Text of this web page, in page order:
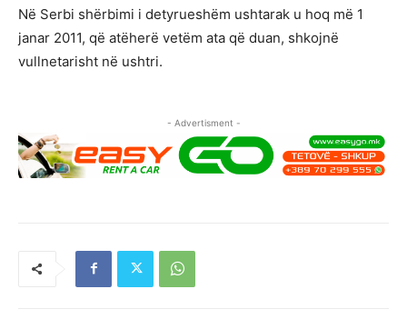
Në Serbi shërbimi i detyrueshëm ushtarak u hoq më 1
janar 2011, që atëherë vetëm ata që duan, shkojnë
vullnetarisht në ushtri.
- Advertisment -